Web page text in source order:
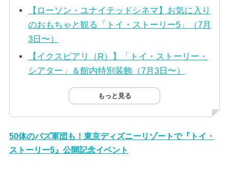
【ローソン・ユナイテッドシネマ】お気に入り
のおもちゃと観る「トイ・ストーリー5」（7月
3日〜）
【イクスピアリ（R）】「トイ・ストーリー・
シアター」＆館内特別装飾（7月3日〜）
もっと見る
50体のバズ軍団も！東京ディズニーリゾートで『トイ・
ストーリー5』公開記念イベント